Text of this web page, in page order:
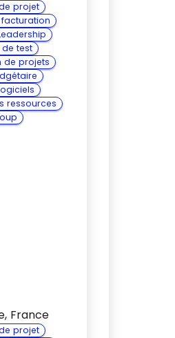
projet
test
de projets
ressources
France
projet